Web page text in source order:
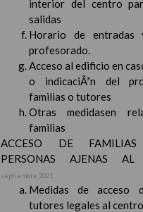
interior del centro
salidas
Horario de entradas
profesorado.
Acceso al edificio en
o indicaciÃ³n del
familias o tutores
Otras medidasen
familias
ACCESO DE
PERSONAS AJENAS AL
septiembre 2021
Medidas de acceso
tutores legales al centro